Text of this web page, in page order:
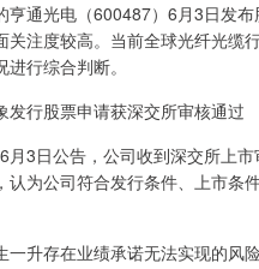
通光电（600487）6月3日发布
关注度较高。当前全球光纤光
行综合判断。
行股票申请获深交所审核通过
日公告，公司收到深交所上市
认为公司符合发行条件、上市条
升存在业绩承诺无法实现的风